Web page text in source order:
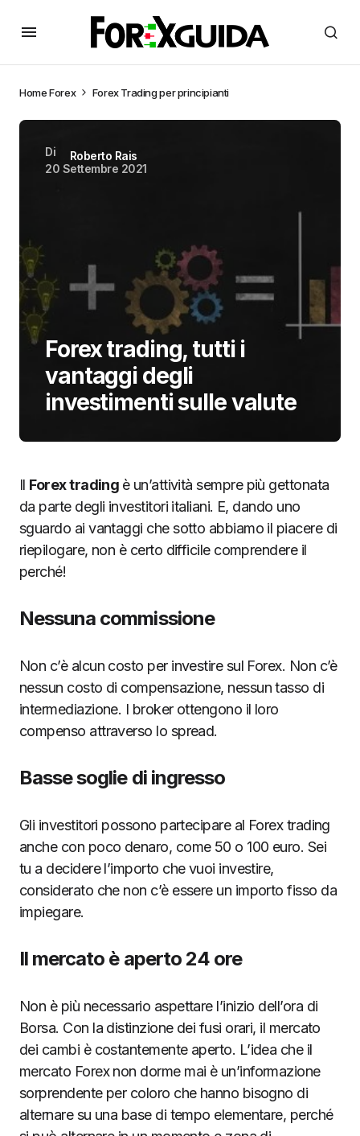
HomeForex Forex Trading per principianti
Di
Roberto Rais
20 Settembre 2021
Forex trading, tutti i
vantaggi degli
investimenti sulle valute
Il Forex trading è un’attività sempre più gettonata
da parte degli investitori italiani. E, dando uno
sguardo ai vantaggi che sotto abbiamo il piacere di
riepilogare, non è certo difficile comprendere il
perché!
Nessuna commissione
Non c’è alcun costo per investire sul Forex. Non c’è
nessun costo di compensazione, nessun tasso di
intermediazione. I broker ottengono il loro
compenso attraverso lo spread.
Basse soglie di ingresso
Gli investitori possono partecipare al Forex trading
anche con poco denaro, come 50 o 100 euro. Sei
tu a decidere l’importo che vuoi investire,
considerato che non c’è essere un importo fisso da
impiegare.
Il mercato è aperto 24 ore
Non è più necessario aspettare l’inizio dell’ora di
Borsa. Con la distinzione dei fusi orari, il mercato
dei cambi è costantemente aperto. L’idea che il
mercato Forex non dorme mai è un’informazione
sorprendente per coloro che hanno bisogno di
alternare su una base di tempo elementare, perché